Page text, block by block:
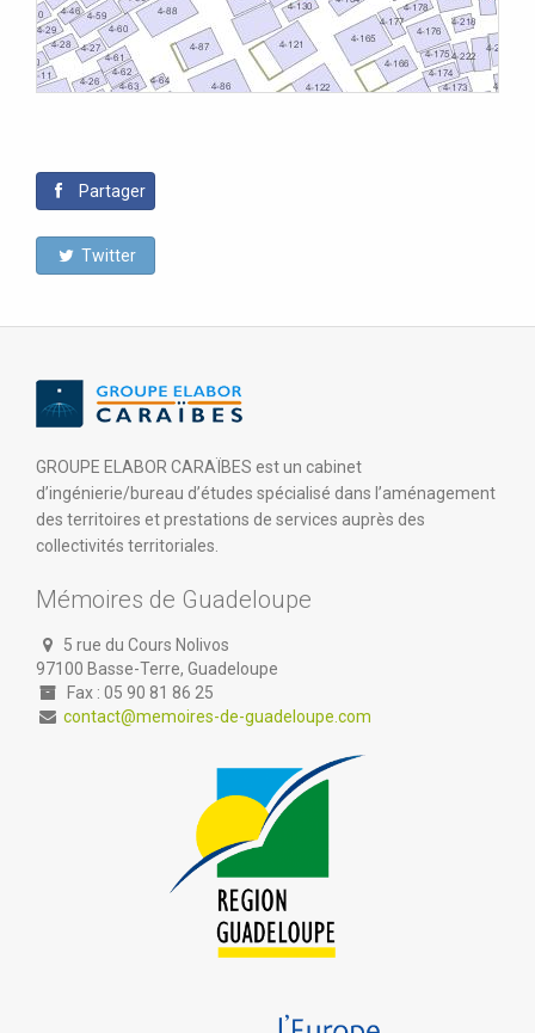
Partager
Twitter
GROUPE ELABOR CARAÏBES est un cabinet
d’ingénierie/bureau d’études spécialisé dans l’aménagement
des territoires et prestations de services auprès des
collectivités territoriales.
Mémoires de Guadeloupe
5 rue du Cours Nolivos
97100 Basse-Terre, Guadeloupe
Fax : 05 90 81 86 25
contact@memoires-de-guadeloupe.com